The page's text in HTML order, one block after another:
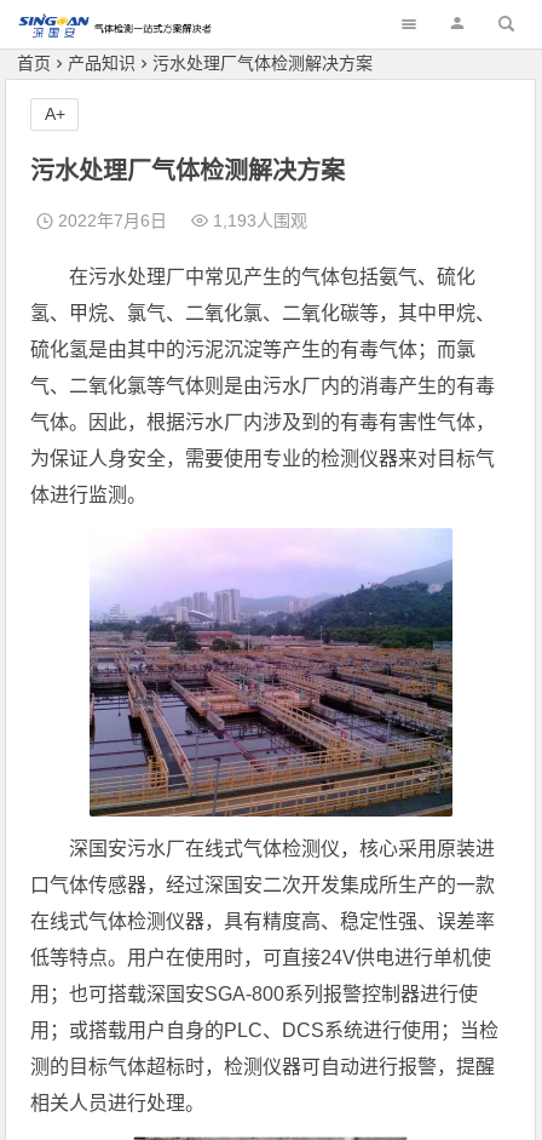
深国安
首页 产品知识 污水处理厂气体检测解决方案
污水处理厂气体检测解决方案
2022年7月6日 1,193人围观
在污水处理厂中常见产生的气体包括氨气、硫化
氢、甲烷、氯气、二氧化氯、二氧化碳等，其中甲烷、
硫化氢是由其中的污泥沉淀等产生的有毒气体；而氯
气、二氧化氯等气体则是由污水厂内的消毒产生的有毒
气体。因此，根据污水厂内涉及到的有毒有害性气体，
为保证人身安全，需要使用专业的检测仪器来对目标气
体进行监测。
深国安污水厂在线式气体检测仪，核心采用原装进
口气体传感器，经过深国安二次开发集成所生产的一款
在线式气体检测仪器，具有精度高、稳定性强、误差率
低等特点。用户在使用时，可直接24V供电进行单机使
用；也可搭载深国安SGA-800系列报警控制器进行使
用；或搭载用户自身的PLC、DCS系统进行使用；当检
测的目标气体超标时，检测仪器可自动进行报警，提醒
相关人员进行处理。
A+